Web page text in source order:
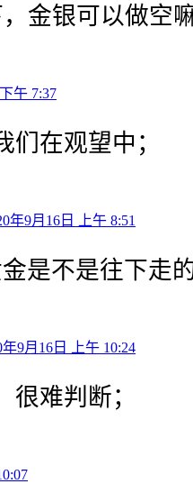
金银可以做空
午 7:37
们在观望中；
年9月16日 上午 8:51
是不是往下走
年9月16日 上午 10:24
很难判断；